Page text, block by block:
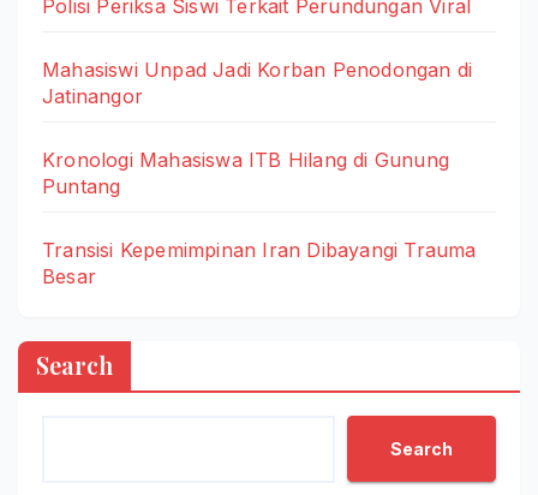
Polisi Periksa Siswi Terkait Perundungan Viral
Mahasiswi Unpad Jadi Korban Penodongan di
Jatinangor
Kronologi Mahasiswa ITB Hilang di Gunung
Puntang
Transisi Kepemimpinan Iran Dibayangi Trauma
Besar
Search
Search